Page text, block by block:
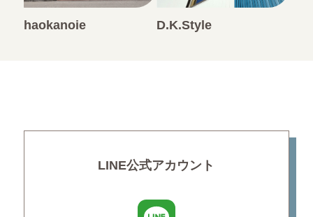
haokanoie D.K.Style
LINE公式アカウント